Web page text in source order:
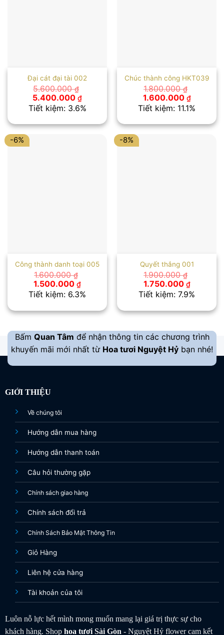
Đại cát đại tài 002
5.600.000₫
Giá
gốc
là:
5.400.000 ₫Giá
hiện
tại
5.400.000 ₫.
Tiết kiệm: 3.6%
Chúc thành công HKT039
1.800.000₫
Giá
gốc
là:
1.600.000 ₫Giá
hiện
tại
Tiết kiệm: 11.1%
-6%
Công thành danh toại 005
1.600.000₫
Giá
gốc
là:
1.500.000 ₫Giá
hiện
tại
1.500.000 ₫.
Tiết kiệm: 6.3%
-8%
Quyết thắng 001
1.900.000₫
Giá
gốc
là:
1.750.000 ₫Giá
hiện
tại
Tiết kiệm: 7.9%
Bấm Quan Tâm để nhận thông tin các chương trình
khuyến mãi mới nhất từ Hoa tươi Nguyệt Hỷ bạn nhé!
GIỚI THIỆU
Về chúng tôi
Hướng dẫn mua hàng
Hướng dẫn thanh toán
Câu hỏi thường gặp
Chính sách giao hàng
Chính sách đổi trả
Chính Sách Bảo Mật Thông Tin
Giỏ Hàng
Liên hệ cửa hàng
Tài khoản của tôi
Luôn nỗ lực hết mình mong muốn mang lại giá trị thực sự cho
khách hàng. Shop hoa tươiSài Gòn - Nguyệt Hỷ flower cam kết